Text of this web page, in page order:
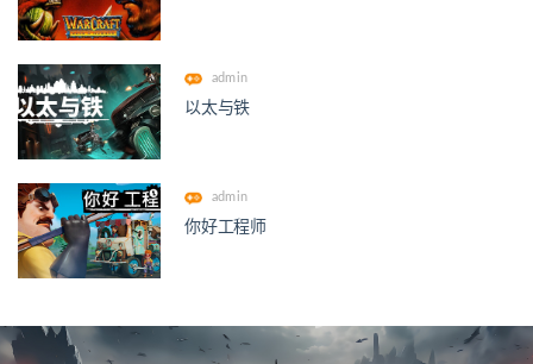
admin
以太与铁
admin
你好工程师